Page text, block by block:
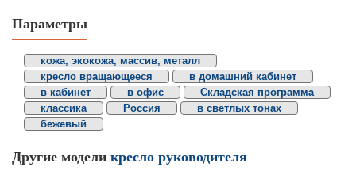
Параметры
кожа, экокожа, массив, металл
кресло вращающееся
в домашний кабинет
в кабинет
в офис
Складская программа
классика
Россия
в светлых тонах
бежевый
Другие модели кресло руководителя